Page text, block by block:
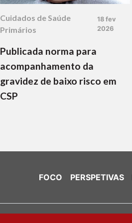
Cuidados de Saúde
Primários
18 fev
2026
Publicada norma para
acompanhamento da
gravidez de baixo risco em
CSP
FOCO PERSPETIVAS